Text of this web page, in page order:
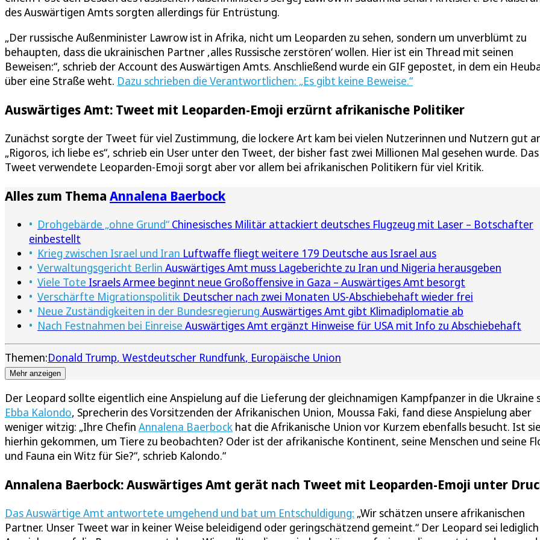
des Auswärtigen Amts sorgten allerdings für Entrüstung.
„Der russische Außenminister Lawrow ist in Afrika, nicht um Leoparden zu sehen, sondern um unverblümt zu
behaupten, dass die ukrainischen Partner ‚alles Russische zerstören‘ wollen. Hier ist ein Thread mit seinen
Beweisen:“, schrieb der Account des Auswärtigen Amts. Anschließend wurde ein GIF gepostet, in dem ein
über eine Straße weht. Dazu schrieben die Verantwortlichen: „Es gibt keine Beweise.“
Auswärtiges Amt: Tweet mit Leoparden-Emoji erzürnt afrikanische Politiker
Zunächst sorgte der Tweet für viel Zustimmung, die lockere Art kam bei vielen Nutzerinnen und Nutzern gut
„Rigoros, ich liebe es“, schrieb ein User unter den Tweet, der bisher fast zwei Millionen Mal gesehen wurde.
Tweet verwendete Leoparden-Emoji sorgt aber vor allem bei afrikanischen Politikern für viel Kritik.
Alles zum Thema Annalena Baerbock
Drohgebärde „ohne Grund“ Chinesisches Militär attackiert deutsches Flugzeug mit Laser – Botschafter
einbestellt
Krieg zwischen Israel und Iran Luftwaffe fliegt weitere 179 Deutsche aus Israel aus
Verwaltungsgericht Berlin Auswärtiges Amt muss Lageberichte zu Iran und Nigeria herausgeben
Viele Tote Israels Armee beginnt neue Großoffensive in Gaza – Auswärtiges Amt besorgt
Verschärfte Migrationspolitik Deutscher nach zwei Monaten US-Abschiebehaft wieder frei
Neue Zuständigkeiten in der Bundesregierung Auswärtiges Amt gibt Klimadiplomatie ab
Nach Festnahmen bei Einreise Auswärtiges Amt ergänzt Hinweise für USA mit Info zu Abschiebehaft
Themen:Donald Trump Westdeutscher Rundfunk Europäische Union
Mehr anzeigen
Der Leopard sollte eigentlich eine Anspielung auf die Lieferung der gleichnamigen Kampfpanzer in die Ukraine
Ebba Kalondo, Sprecherin des Vorsitzenden der Afrikanischen Union, Moussa Faki, fand diese Anspielung aber
weniger witzig: „Ihre Chefin Annalena Baerbock hat die Afrikanische Union vor Kurzem ebenfalls besucht. Ist sie
hierhin gekommen, um Tiere zu beobachten? Oder ist der afrikanische Kontinent, seine Menschen und seine
und Fauna ein Witz für Sie?“, schrieb Kalondo.“
Annalena Baerbock: Auswärtiges Amt gerät nach Tweet mit Leoparden-Emoji unter
Das Auswärtige Amt antwortete umgehend und bat um Entschuldigung: „Wir schätzen unsere afrikanischen
Partner. Unser Tweet war in keiner Weise beleidigend oder geringschätzend gemeint.“ Der Leopard sei